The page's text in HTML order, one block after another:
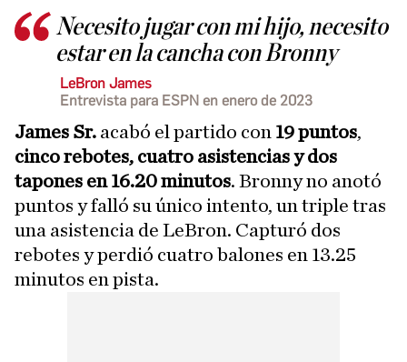
Necesito jugar con mi hijo, necesito
estar en la cancha con Bronny
LeBron James
Entrevista para ESPN en enero de 2023
James Sr. acabó el partido con 19 puntos,
cinco rebotes, cuatro asistencias y dos
tapones en 16.20 minutos. Bronny no anotó
puntos y falló su único intento, un triple tras
una asistencia de LeBron. Capturó dos
rebotes y perdió cuatro balones en 13.25
minutos en pista.